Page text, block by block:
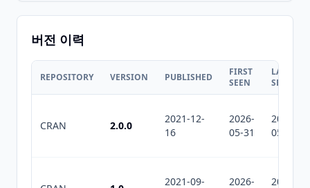
버전 이력
REPOSITORY VERSION PUBLISHED
FIRST
SEEN
LAST
SEEN
CRAN 2.0.0
2021-12-
16
2026-
05-31
2026-
05-31
2021-09-
2026-
2026-